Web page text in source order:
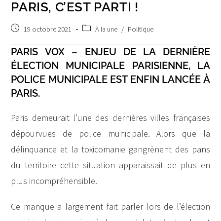
PARIS, C’EST PARTI !
Post19 octobre 2021
PostÀ la une / Politique
PARIS VOX – ENJEU DE LA DERNIÈRE
ÉLECTION MUNICIPALE PARISIENNE, LA
POLICE MUNICIPALE EST ENFIN LANCÉE À
PARIS.
Paris demeurait l’une des dernières villes françaises
dépourvues de police municipale. Alors que la
délinquance et la toxicomanie gangrènent des pans
du territoire cette situation apparaissait de plus en
plus incompréhensible.
Ce manque a largement fait parler lors de l’élection